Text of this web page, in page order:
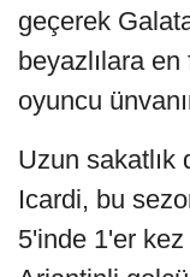
geçerek
beyazlılara
oyuncu
Uzun sakatlık
Icardi, bu
5'inde 1'er kez